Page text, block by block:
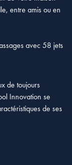
entre amis ou en
avec 58 jets
de toujours
Innovation se
de ses